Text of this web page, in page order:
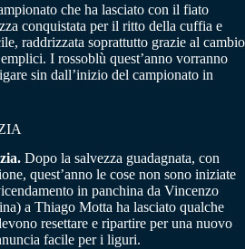
che ha lasciato con il fiato
conquistata per il ritto della cuffia e
raddrizzata soprattutto grazie al cambio
I rossoblù quest’anno vorranno
sin dall’inizio del campionato in
Dopo la salvezza guadagnata, con
quest’anno le cose non sono iniziate
in panchina da Vincenzo
a Thiago Motta ha lasciato qualche
resettare e ripartire per una nuovo
facile per i liguri.